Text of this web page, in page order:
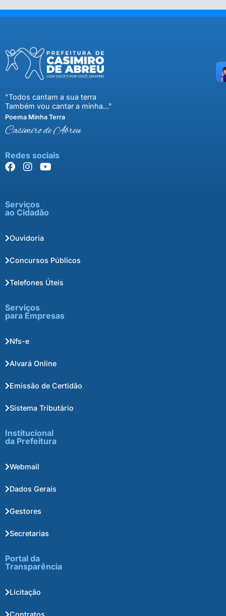
"Todos cantam a sua terra
Também vou cantar a minha..."
Poema Minha Terra
Casimiro de Abreu
Redes sociais
Serviços
ao Cidadão
Ouvidoria
Concursos Públicos
Telefones Úteis
Serviços
para Empresas
Nfs-e
Alvará Online
Emissão de Certidão
Sistema Tributário
Institucional
da Prefeitura
Webmail
Dados Gerais
Gestores
Secretarias
Portal da
Transparência
Licitação